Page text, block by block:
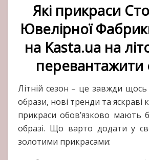
Які прикраси
Ювелірної
на Kasta.ua на
перевантажити
Літній сезон – це завжди щось
образи, нові тренди та яскраві
прикраси обов’язково мають
образі. Що варто додати у
золотими прикрасами: